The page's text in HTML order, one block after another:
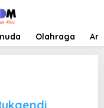
Olahraga